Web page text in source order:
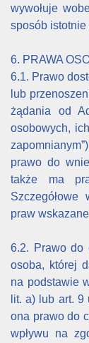
wywołuje
sposób istotnie
6. PRAWA
6.1. Prawo
lub
żądania od
osobowych,
prawo do
także ma
Szczegółowe
praw
6.2. Prawo do
osoba, której
na podstawie
lit. a) lub art.
ona prawo do
wpływu na